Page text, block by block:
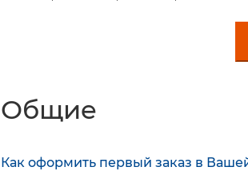
Общие
Как оформить первый заказ в